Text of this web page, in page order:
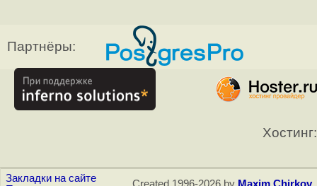
Партнёры:
Хостинг:
Закладки на сайте